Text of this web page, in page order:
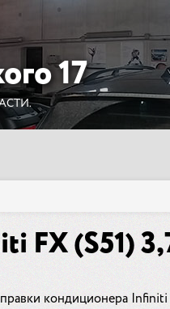
17
FX (S51)
кондиционера